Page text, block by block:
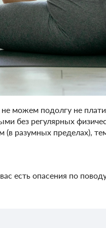
можем подолгу не
без регулярных
разумных пределах),
есть опасения по